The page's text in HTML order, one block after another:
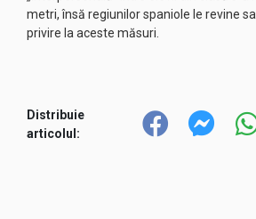
metri, însă regiunilor spaniole le revine
privire la aceste măsuri.
Distribuie
articolul: